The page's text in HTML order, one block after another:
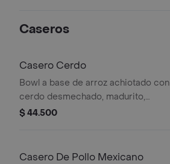
Caseros
Casero Cerdo
Bowl a base de arroz achiotado con
cerdo desmechado, madurito,
guacamole y fríjoles negros.
$ 44.500
Casero De Pollo Mexicano